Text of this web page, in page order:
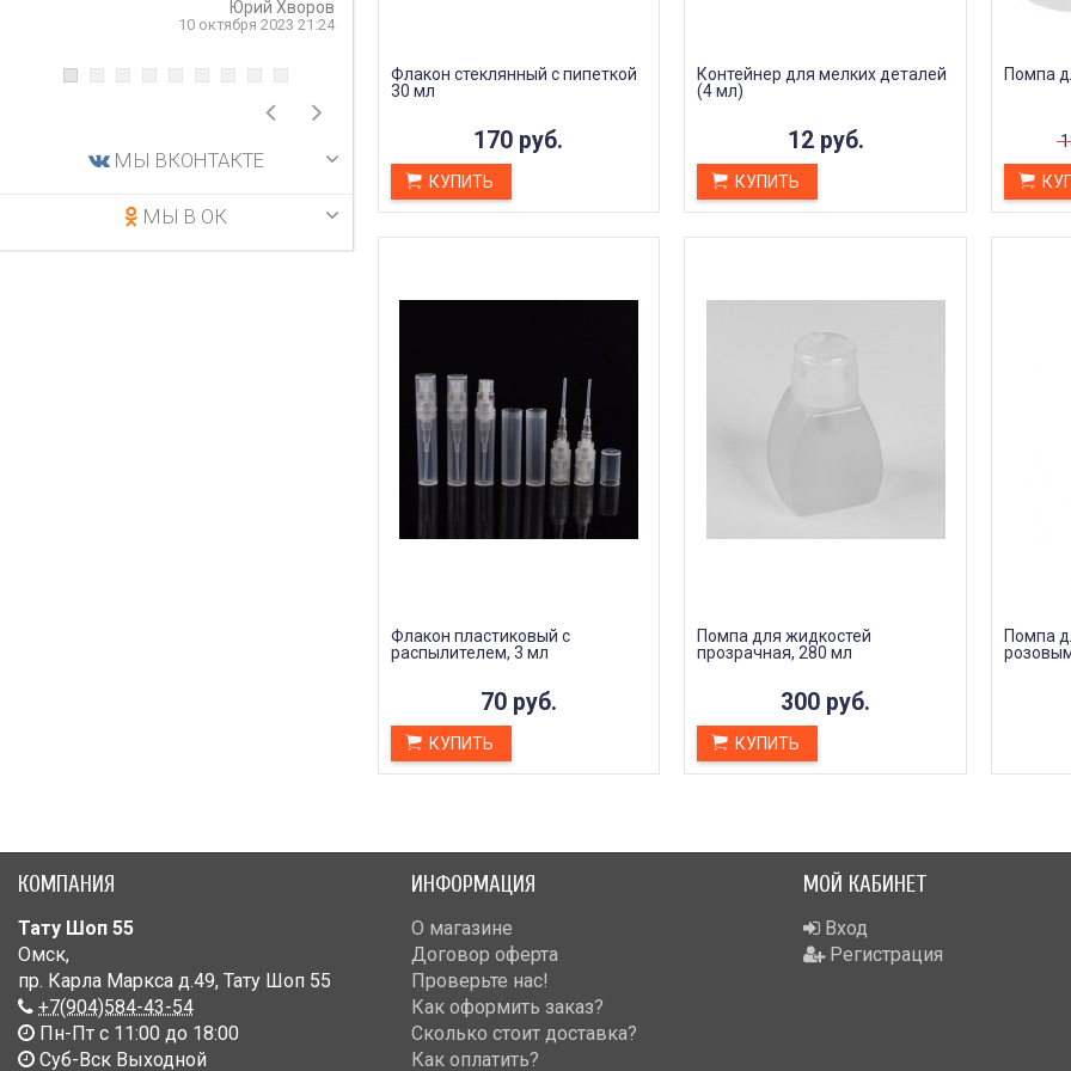
Юрий Хворов
10 октября 2023 21:24
МЫ ВКОНТАКТЕ
МЫ В ОК
Флакон стеклянный с пипеткой
30 мл
170 руб.
КУПИТЬ
Контейнер для мелких деталей
(4 мл)
12 руб.
КУПИТЬ
Помпа
Флакон пластиковый с
распылителем, 3 мл
70 руб.
КУПИТЬ
Помпа для жидкостей
прозрачная, 280 мл
300 руб.
КУПИТЬ
Помпа
КОМПАНИЯ
Тату Шоп 55
Омск,
пр. Карла Маркса д.49, Тату Шоп 55
+7(904)584-43-54
Пн-Пт с 11:00 до 18:00
Cуб-Вск Выходной
ИНФОРМАЦИЯ
О магазине
Договор оферта
Проверьте нас!
Как оформить заказ?
Сколько стоит доставка?
Как оплатить?
МОЙ КАБИНЕТ
Вход
Регистрация